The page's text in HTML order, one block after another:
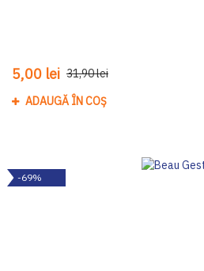
5,00 lei 31,90 lei
ADAUGĂ ÎN COȘ
-69%